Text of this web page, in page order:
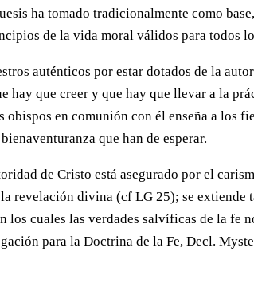
ha tomado tradicionalmente como
de la vida moral válidos para todos
auténticos por estar dotados de la
que creer y que hay que llevar a la
en comunión con él enseña a los
que han de esperar.
de Cristo está asegurado por el
revelación divina (cf LG 25); se extiende
cuales las verdades salvíficas de la fe
para la Doctrina de la Fe, Decl.